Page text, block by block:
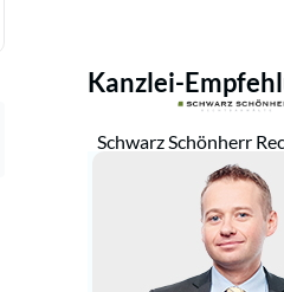
Kanzlei-
Schwarz Schönherr